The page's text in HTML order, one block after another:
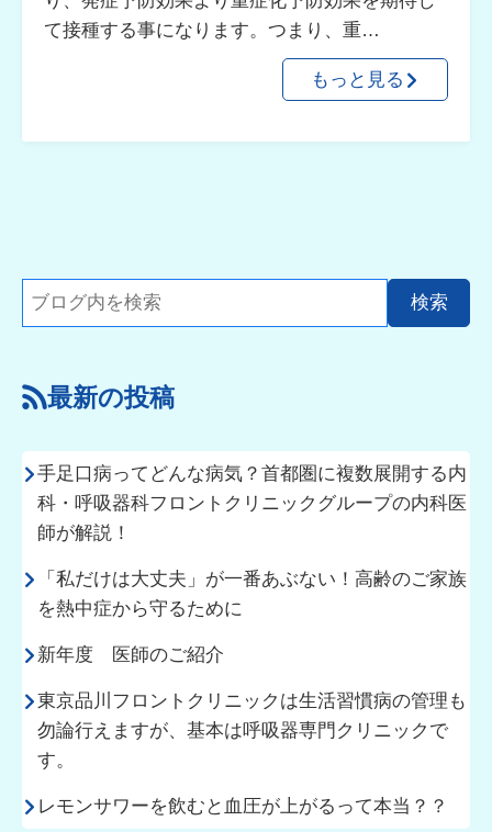
て接種する事になります。つまり、重…
もっと見る
最新の投稿
手足口病ってどんな病気？首都圏に複数展開する内
科・呼吸器科フロントクリニックグループの内科医
師が解説！
「私だけは大丈夫」が一番あぶない！高齢のご家族
を熱中症から守るために
新年度 医師のご紹介
東京品川フロントクリニックは生活習慣病の管理も
勿論行えますが、基本は呼吸器専門クリニックで
す。
レモンサワーを飲むと血圧が上がるって本当？？